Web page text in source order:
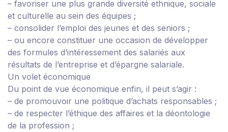
– favoriser une plus grande diversité ethnique, sociale
et culturelle au sein des équipes ;
– consolider l’emploi des jeunes et des seniors ;
– ou encore constituer une occasion de développer
des formules d’intéressement des salariés aux
résultats de l’entreprise et d’épargne salariale.
Un volet économique
Du point de vue économique enfin, il peut s’agir :
– de promouvoir une politique d’achats responsables ;
– de respecter l’éthique des affaires et la déontologie
de la profession ;